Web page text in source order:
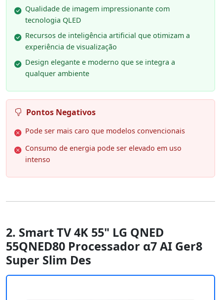
Qualidade de imagem impressionante com
tecnologia QLED
Recursos de inteligência artificial que otimizam a
experiência de visualização
Design elegante e moderno que se integra a
qualquer ambiente
Pontos Negativos
Pode ser mais caro que modelos convencionais
Consumo de energia pode ser elevado em uso
intenso
2. Smart TV 4K 55" LG QNED
55QNED80 Processador α7 AI Ger8
Super Slim Des